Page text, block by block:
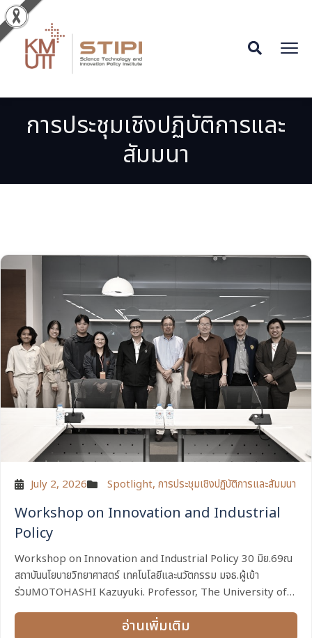
การประชุมเชิงปฏิบัติการและ
สัมมนา
July 2, 2026 Spotlight, การประชุมเชิงปฏิบัติการและสัมมนา
Workshop on Innovation and Industrial
Policy
Workshop on Innovation and Industrial Policy 30 มิย.69ณ
สถาบันนโยบายวิทยาศาสตร์ เทคโนโลยีและนวัตกรรม มจธ.ผู้เข้า
ร่วมMOTOHASHI Kazuyuki. Professor, The University of
Tokyoศ. ดร.ภัทรพงศ์ อินทรกําเนิด, National...
อ่านเพิ่มเติม